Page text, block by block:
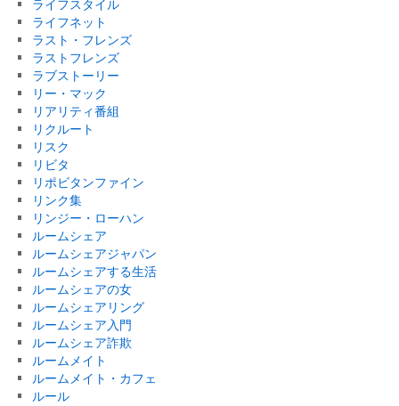
ライフスタイル
ライフネット
ラスト・フレンズ
ラストフレンズ
ラブストーリー
リー・マック
リアリティ番組
リクルート
リスク
リビタ
リポビタンファイン
リンク集
リンジー・ローハン
ルームシェア
ルームシェアジャパン
ルームシェアする生活
ルームシェアの女
ルームシェアリング
ルームシェア入門
ルームシェア詐欺
ルームメイト
ルームメイト・カフェ
ルール